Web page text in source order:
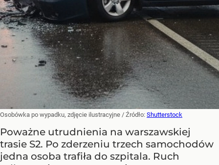
Osobówka po wypadku, zdjęcie ilustracyjne / Źródło: Shutterstock
Poważne utrudnienia na warszawskiej
trasie S2. Po zderzeniu trzech samochodów
jedna osoba trafiła do szpitala. Ruch